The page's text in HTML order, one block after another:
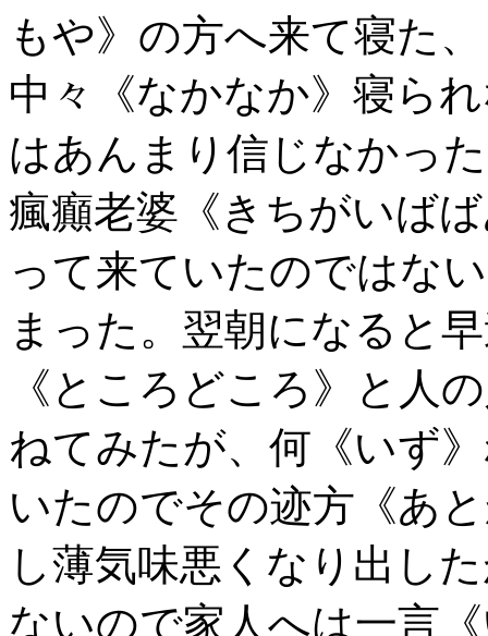
もや》の方へ来て寝た
中々《なかなか》寝ら
はあんまり信じなかっ
瘋癲老婆《きちがいば
って来ていたのではな
まった。翌朝になると
《ところどころ》と人
ねてみたが、何《いず
いたのでその迹方《あ
し薄気味悪くなり出し
ないので家人へは一言